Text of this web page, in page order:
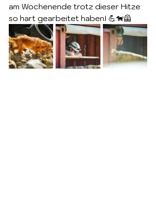
am Wochenende trotz dieser Hitze
so hart gearbeitet haben! 💪🐕‍🦺